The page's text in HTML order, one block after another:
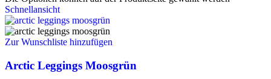
Schnellansicht
Zur Wunschliste hinzufügen
Arctic Leggings Moosgrün